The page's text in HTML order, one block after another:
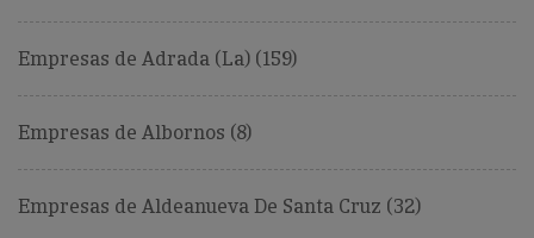
Empresas de Adrada (La) (159)
Empresas de Albornos (8)
Empresas de Aldeanueva De Santa Cruz (32)